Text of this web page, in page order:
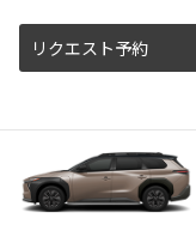
リクエスト予約